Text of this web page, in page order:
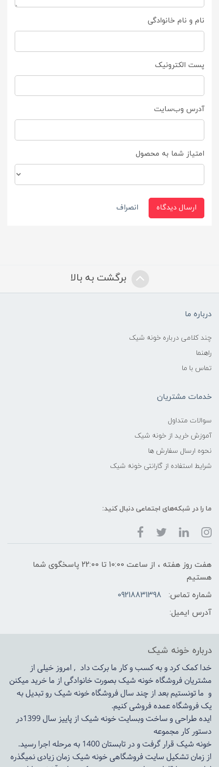
نام و نام خانوادگی
پست الکترونیک
آدرس وب‌سایت
امتیاز شما به محصول
ارسال دیدگاه انصراف
برگشت به بالا
درباره ما
چند کلامی درباره خونه شیک
راهنما
تماس با ما
خدمات مشتریان
سوالات متداول
آموزش خرید از خونه شیک
نحوه ارسال سفارش ها
شرایط استفاده از گارانتی خونه شیک
ما را در شبکه‌های اجتماعی دنبال کنید:
هفت روز هفته ، از ساعت 10:00 تا 22:00 پاسخگوی شما
هستیم
شماره تماس:
09218831398
آدرس ایمیل:
درباره خونه شیک
خدا کمک کرد و به کسب و کار ما برکت داد , امروز خیلی از
مشتریان فروشگاه خونه شیک بصورت خانوادگی از ما خرید میکنن
و ما تونستیم بعد از چند سال فروشگاهخونه شیکرو تبدیل به
یک فروشگاه عمده فروشی کنیم.
ایده طراحی و ساخت وبسایت خونه شیک از پاییز سال 1399در
دستور کار مجموعه
خونه شیک قرار گرفت و در تابستان 1400 به مرحله اجرا رسید.
از زمان تشکیل سایت فروشگاهیخونه شیکزمان زیادی نمیگذره